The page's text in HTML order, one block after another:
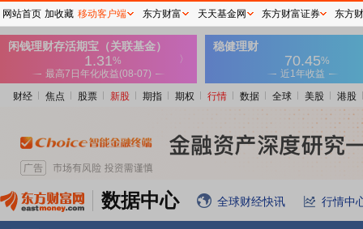
财经 焦点 股票 新股 期指 期权 行情 数据 全球 美股 港股
数据中心 全球财经快讯 行情中
网站首页 加收藏 移动客户端 东方财富 天天基金网 东方财富证券 东方